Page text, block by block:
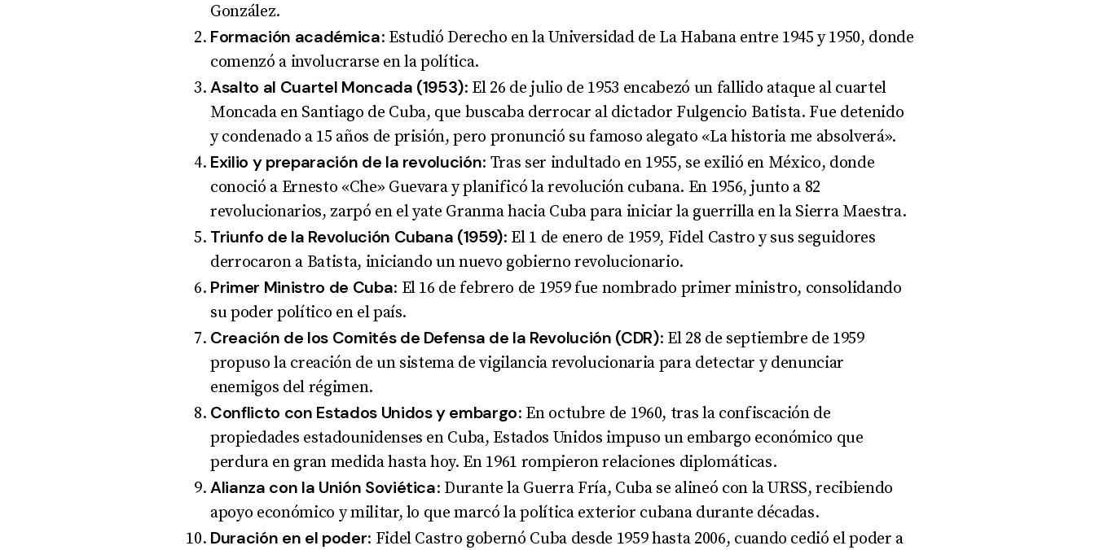
González.
Formación académica: Estudió Derecho en la Universidad de La Habana entre 1945 y 1950, donde
comenzó a involucrarse en la política.
Asalto al Cuartel Moncada (1953): El 26 de julio de 1953 encabezó un fallido ataque al cuartel
Moncada en Santiago de Cuba, que buscaba derrocar al dictador Fulgencio Batista. Fue detenido
y condenado a 15 años de prisión, pero pronunció su famoso alegato «La historia me absolverá».
Exilio y preparación de la revolución: Tras ser indultado en 1955, se exilió en México, donde
conoció a Ernesto «Che» Guevara y planificó la revolución cubana. En 1956, junto a 82
revolucionarios, zarpó en el yate Granma hacia Cuba para iniciar la guerrilla en la Sierra Maestra.
Triunfo de la Revolución Cubana (1959): El 1 de enero de 1959, Fidel Castro y sus seguidores
derrocaron a Batista, iniciando un nuevo gobierno revolucionario.
Primer Ministro de Cuba: El 16 de febrero de 1959 fue nombrado primer ministro, consolidando
su poder político en el país.
Creación de los Comités de Defensa de la Revolución (CDR): El 28 de septiembre de 1959
propuso la creación de un sistema de vigilancia revolucionaria para detectar y denunciar
enemigos del régimen.
Conflicto con Estados Unidos y embargo: En octubre de 1960, tras la confiscación de
propiedades estadounidenses en Cuba, Estados Unidos impuso un embargo económico que
perdura en gran medida hasta hoy. En 1961 rompieron relaciones diplomáticas.
Alianza con la Unión Soviética: Durante la Guerra Fría, Cuba se alineó con la URSS, recibiendo
apoyo económico y militar, lo que marcó la política exterior cubana durante décadas.
Duración en el poder: Fidel Castro gobernó Cuba desde 1959 hasta 2006, cuando cedió el poder a